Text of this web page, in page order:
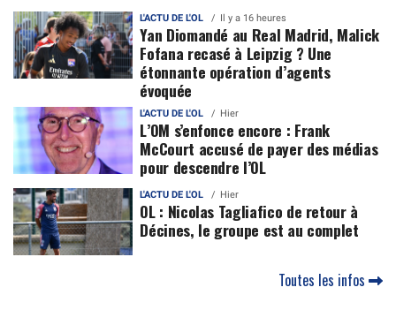
L'ACTU DE L'OL Il y a 16 heures
Yan Diomandé au Real Madrid, Malick
Fofana recasé à Leipzig ? Une
étonnante opération d’agents
évoquée
L'ACTU DE L'OL Hier
L’OM s’enfonce encore : Frank
McCourt accusé de payer des médias
pour descendre l’OL
L'ACTU DE L'OL Hier
OL : Nicolas Tagliafico de retour à
Décines, le groupe est au complet
Toutes les infos